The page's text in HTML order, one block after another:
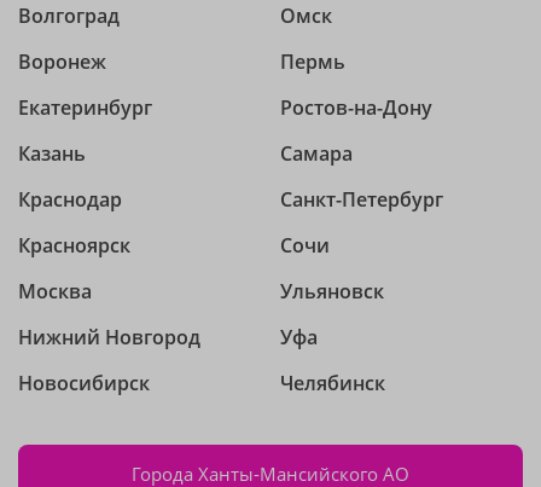
Волгоград
Воронеж
Екатеринбург
Казань
Краснодар
Красноярск
Москва
Нижний Новгород
Новосибирск
Омск
Пермь
Ростов-на-Дону
Самара
Санкт-Петербург
Сочи
Ульяновск
Уфа
Челябинск
Города Ханты-Мансийского АО